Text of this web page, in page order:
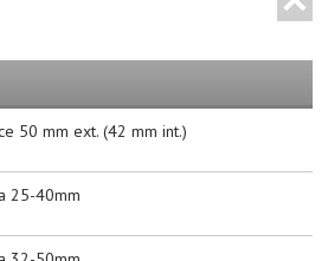
50 mm ext. (42 mm int.)
25-40mm